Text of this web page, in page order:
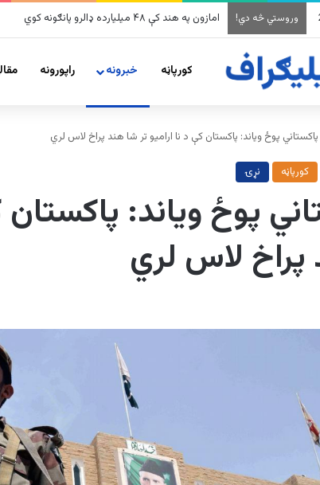
وروستي څه دي!
کورپاڼه خبرونه راپورونه
پوځ ویاند: پاکستان کې د نا ارامیو تر شا هند پراخ لاس لري
کورپاڼه نړۍ
پوځ ویاند: پاکستان
لاس لري